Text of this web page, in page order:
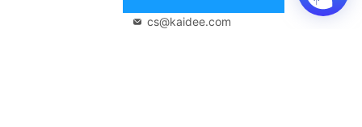
cs@kaidee.com